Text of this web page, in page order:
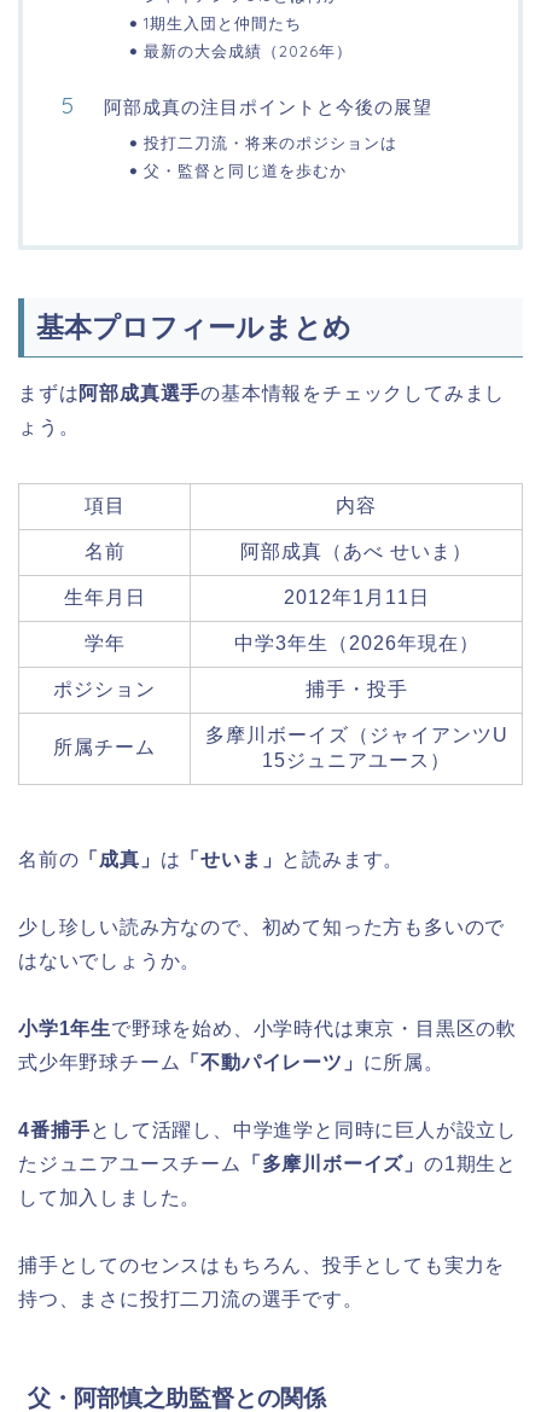
1期生入団と仲間たち
最新の大会成績（2026年）
阿部成真の注目ポイントと今後の展望
投打二刀流・将来のポジションは
父・監督と同じ道を歩むか
基本プロフィールまとめ
まずは阿部成真選手の基本情報をチェックしてみまし
ょう。
項目 内容
名前 阿部成真（あべ せいま）
生年月日 2012年1月11日
学年 中学3年生（2026年現在）
ポジション 捕手・投手
所属チーム
多摩川ボーイズ（ジャイアンツU
15ジュニアユース）
名前の 「成真」 は 「せいま」 と読みます。
少し珍しい読み方なので、初めて知った方も多いので
はないでしょうか。
小学1年生で野球を始め、小学時代は東京・目黒区の軟
式少年野球チーム
「不動パイレーツ」 に所属。
4番捕手として活躍し、中学進学と同時に巨人が設立し
たジュニアユースチーム
「多摩川ボーイズ」の1期生と
して加入しました。
捕手としてのセンスはもちろん、投手としても実力を
持つ、まさに投打二刀流の選手です。
父・阿部慎之助監督との関係